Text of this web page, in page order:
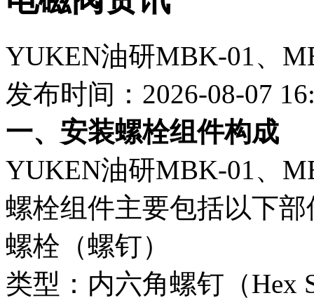
YUKEN油研MBK-01、
发布时间：2026-08-07
一、安装螺栓组件构成
YUKEN油研MBK-01、
螺栓组件主要包括以下部
螺栓（螺钉）
类型：内六角螺钉（Hex